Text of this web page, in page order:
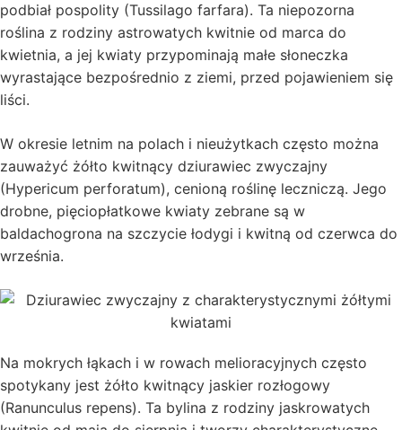
podbiał pospolity (Tussilago farfara). Ta niepozorna
roślina z rodziny astrowatych kwitnie od marca do
kwietnia, a jej kwiaty przypominają małe słoneczka
wyrastające bezpośrednio z ziemi, przed pojawieniem się
liści.
W okresie letnim na polach i nieużytkach często można
zauważyć żółto kwitnący dziurawiec zwyczajny
(Hypericum perforatum), cenioną roślinę leczniczą. Jego
drobne, pięciopłatkowe kwiaty zebrane są w
baldachogrona na szczycie łodygi i kwitną od czerwca do
września.
Na mokrych łąkach i w rowach melioracyjnych często
spotykany jest żółto kwitnący jaskier rozłogowy
(Ranunculus repens). Ta bylina z rodziny jaskrowatych